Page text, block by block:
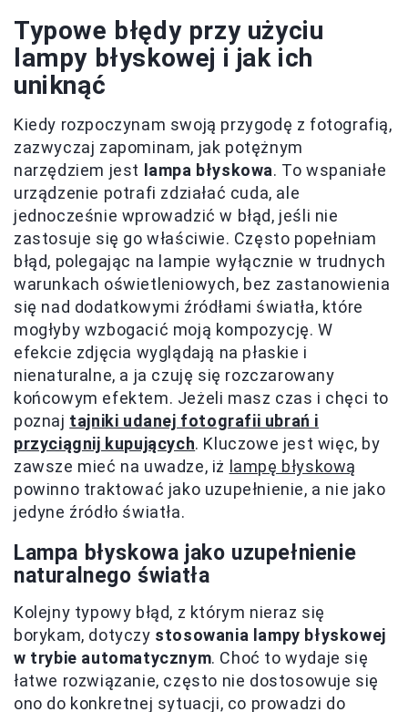
Typowe błędy przy użyciu
lampy błyskowej i jak ich
uniknąć
Kiedy rozpoczynam swoją przygodę z fotografią,
zazwyczaj zapominam, jak potężnym
narzędziem jest
lampa błyskowa. To wspaniałe
urządzenie potrafi zdziałać cuda, ale
jednocześnie wprowadzić w błąd, jeśli nie
zastosuje się go właściwie. Często popełniam
błąd, polegając na lampie wyłącznie w trudnych
warunkach oświetleniowych, bez zastanowienia
się nad dodatkowymi źródłami światła, które
mogłyby wzbogacić moją kompozycję. W
efekcie zdjęcia wyglądają na płaskie i
nienaturalne, a ja czuję się rozczarowany
końcowym efektem. Jeżeli masz czas i chęci to
poznaj tajniki udanej fotografii ubrań i
przyciągnij kupujących. Kluczowe jest więc, by
zawsze mieć na uwadze, iż lampę błyskową
powinno traktować jako uzupełnienie, a nie jako
jedyne źródło światła.
Lampa błyskowa jako uzupełnienie
naturalnego światła
Kolejny typowy błąd, z którym nieraz się
borykam, dotyczy stosowania lampy błyskowej
w trybie automatycznym. Choć to wydaje się
łatwe rozwiązanie, często nie dostosowuje się
ono do konkretnej sytuacji, co prowadzi do